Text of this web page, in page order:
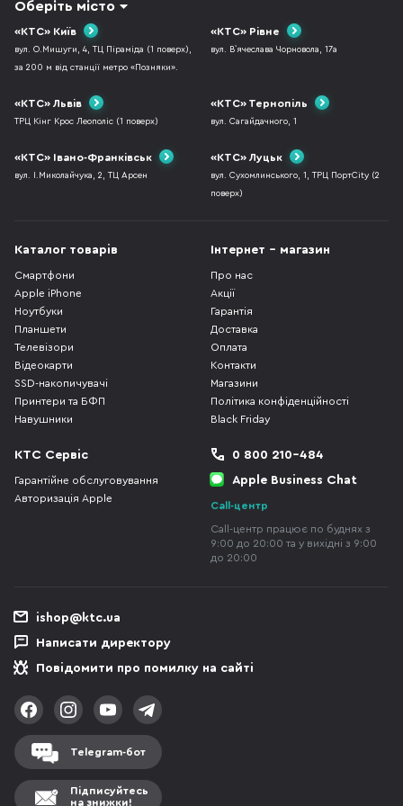
Оберіть місто
«КТС» Київ
вул. О.Мишуги, 4, ТЦ Піраміда (1 поверх),
за 200 м від станції метро «Позняки».
«КТС» Рівне
вул. В`ячеслава Чорновола, 17а
«КТС» Львів
ТРЦ Кінг Крос Леополіс (1 поверх)
«КТС» Тернопіль
вул. Сагайдачного, 1
«КТС» Івано-Франківськ
вул. І.Миколайчука, 2, ТЦ Арсен
«КТС» Луцьк
вул. Сухомлинського, 1, ТРЦ ПортCity (2
поверх)
Каталог товарів
Смартфони
Apple iPhone
Ноутбуки
Планшети
Телевізори
Відеокарти
SSD-накопичувачі
Принтери та БФП
Навушники
Інтернет - магазин
Про нас
Акції
Гарантія
Доставка
Оплата
Контакти
Магазини
Політика конфіденційності
Black Friday
КТС Сервіс
Гарантійне обслуговування
Авторизація Apple
0 800 210-484
Apple Business Chat
Call-центр
Call-центр працює по буднях з
9:00 до 20:00 та у вихідні з 9:00
до 20:00
ishop@ktc.ua
Написати директору
Повідомити про помилку на сайті
Telegram-бот
Підписуйтесь
на знижки!